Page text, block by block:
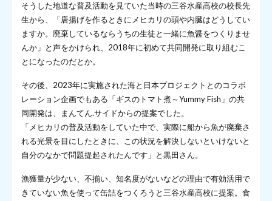
そうした地道な普及活動を見ていた当時の三谷水産高校の校長先
生から、「唐揚げを作るときにメヒカリの頭や内臓はどうしてい
ますか。廃棄しているならうちの生徒と一緒に魚醤をつくりませ
んか」と声をかけられ、2018年に初めて共同開発に取り組むこ
とになったのだとか。
その後、2023年に実施された海と日本プロジェクトとのコラボ
レーション企画でもある「ギスのトマト煮～Yummy Fish」の共
同開発は、まんてん.サイドからの提案でした。
「メヒカリの普及活動をしていた中で、実際に船から魚が廃棄さ
れる光景を目にしたときに、この状況を解決しないといけないと
自分のなかで問題提起されたんです」と黒田さん。
漁獲量が少ない、不揃い、知名度がないなどの理由で有効活用で
きていない魚を使って缶詰をつくろうと三谷水産高校に提案。食